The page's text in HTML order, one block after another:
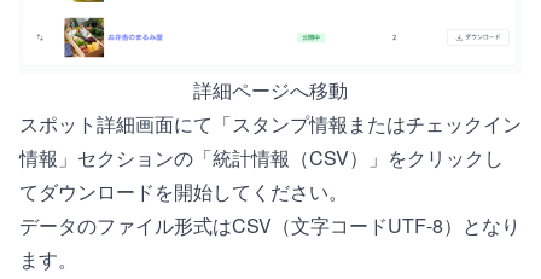
詳細ページへ移動
スポット詳細画面にて「スタンプ情報またはチェックイン
情報」セクションの「統計情報（CSV）」をクリックし
てダウンロードを開始してください。
データのファイル形式はCSV（文字コードUTF-8）となり
ます。